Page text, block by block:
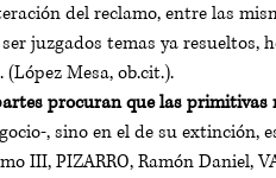
del reclamo, entre las
juzgados temas ya resueltos,
Mesa, ob.cit.).
procuran que las primitivas
, sino en el de su extinción,
III, PIZARRO, Ramón Daniel,